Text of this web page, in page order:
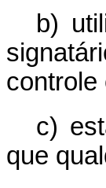
b)
controle
c)
que